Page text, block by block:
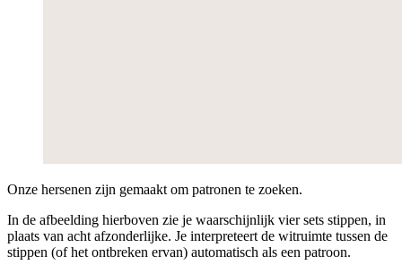
Onze hersenen zijn gemaakt om patronen te zoeken.
In de afbeelding hierboven zie je waarschijnlijk vier sets stippen, in
plaats van acht afzonderlijke. Je interpreteert de witruimte tussen de
stippen (of het ontbreken ervan) automatisch als een patroon.